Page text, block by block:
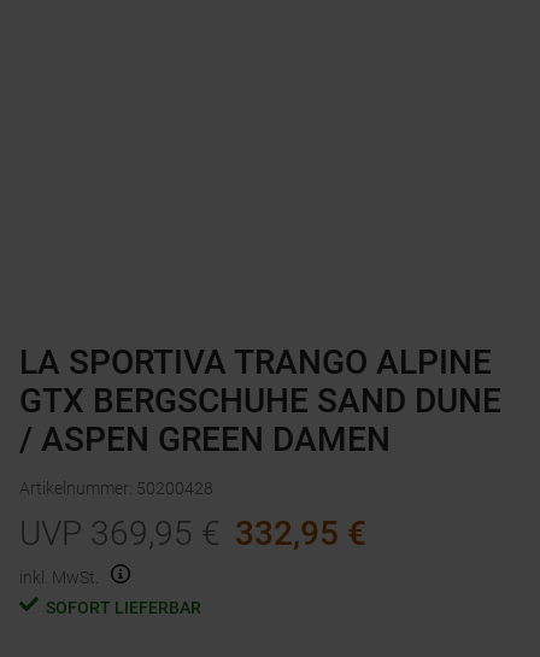
LA SPORTIVA TRANGO ALPINE
GTX BERGSCHUHE SAND DUNE
/ ASPEN GREEN DAMEN
Artikelnummer: 50200428
UVP 369,95 € 332,95 €
inkl. MwSt.
SOFORT LIEFERBAR